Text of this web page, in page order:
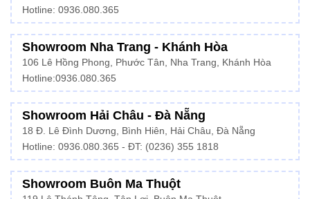
Hotline: 0936.080.365
Showroom Nha Trang - Khánh Hòa
106 Lê Hồng Phong, Phước Tân, Nha Trang, Khánh Hòa
Hotline:0936.080.365
Showroom Hải Châu - Đà Nẵng
18 Đ. Lê Đình Dương, Bình Hiên, Hải Châu, Đà Nẵng
Hotline: 0936.080.365 - ĐT: (0236) 355 1818
Showroom Buôn Ma Thuột